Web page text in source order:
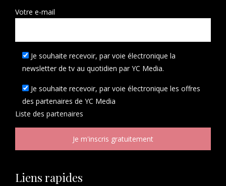
Votre e-mail
Je souhaite recevoir, par voie électronique la
newsletter de tv au quotidien par YC Media.
Je souhaite recevoir, par voie électronique les offres
des partenaires de YC Media
Liste des partenaires
Liens rapides